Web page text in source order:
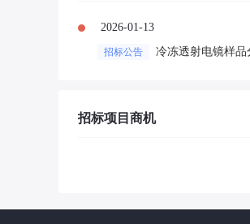
2026-01-13
招标公告 冷冻透射电镜样品
招标项目商机